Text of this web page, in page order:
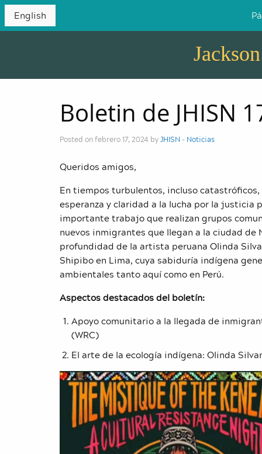
English
Boletin de JHISN
Posted on febrero 17, 2024 byJHISN - Noticias
Queridos amigos,
En tiempos turbulentos, incluso
esperanza y claridad a la lucha por la justicia
importante trabajo que realizan grupos
nuevos inmigrantes que llegan a la ciudad de
profundidad de la artista peruana Olinda
Shipibo en Lima, cuya sabiduría indígena
ambientales tanto aquí como en Perú.
Aspectos destacados del boletín:
Apoyo comunitario a la llegada de
(WRC)
El arte de la ecología indígena: Olinda